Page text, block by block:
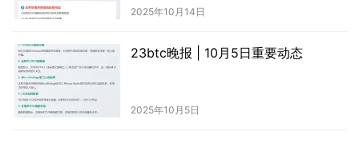
2025年10月14日
23btc晚报 | 10月5日重要动态
2025年10月5日